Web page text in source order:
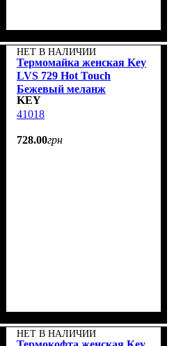
НЕТ В НАЛИЧИИ
Термомайка женская Key
LVS 729 Hot Touch
Бежевый меланж
KEY
41018
728.00грн
НЕТ В НАЛИЧИИ